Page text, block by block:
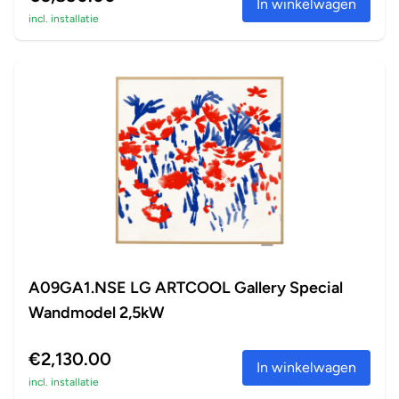
incl. installatie
In winkelwagen
A09GA1.NSE LG ARTCOOL Gallery Special
Wandmodel 2,5kW
€2,130.00
incl. installatie
In winkelwagen